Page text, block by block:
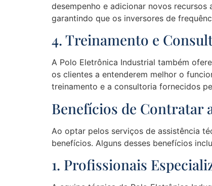
desempenho e adicionar novos
garantindo que os inversores de
4. Treinamento e
A Polo Eletrônica Industrial também
os clientes a entenderem melhor o
treinamento e a consultoria fornecidos
Benefícios de Contratar
Ao optar pelos serviços de assistência
benefícios. Alguns desses benefícios
1. Profissionais